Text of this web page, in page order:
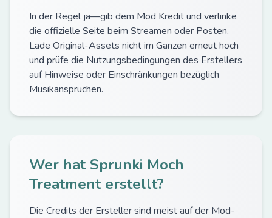
In der Regel ja—gib dem Mod Kredit und verlinke
die offizielle Seite beim Streamen oder Posten.
Lade Original-Assets nicht im Ganzen erneut hoch
und prüfe die Nutzungsbedingungen des Erstellers
auf Hinweise oder Einschränkungen bezüglich
Musikansprüchen.
Wer hat Sprunki Moch
Treatment erstellt?
Die Credits der Ersteller sind meist auf der Mod-